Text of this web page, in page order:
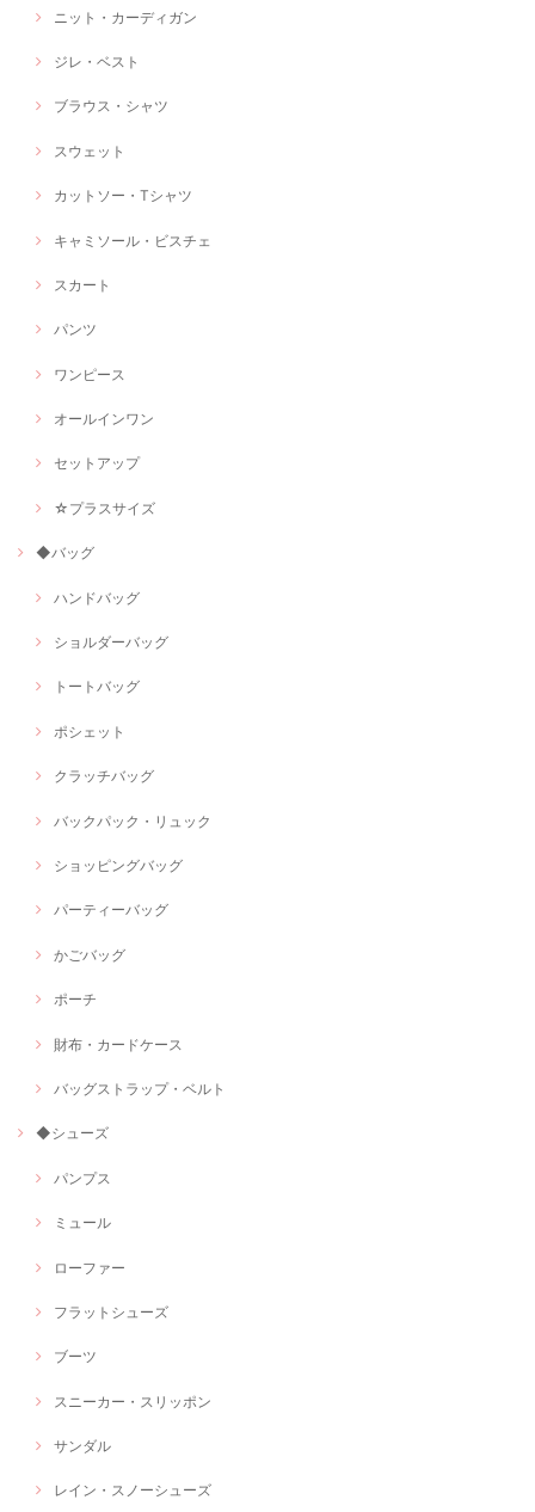
ニット・カーディガン
ジレ・ベスト
ブラウス・シャツ
スウェット
カットソー・Tシャツ
キャミソール・ビスチェ
スカート
パンツ
ワンピース
オールインワン
セットアップ
☆プラスサイズ
◆バッグ
ハンドバッグ
ショルダーバッグ
トートバッグ
ポシェット
クラッチバッグ
バックパック・リュック
ショッピングバッグ
パーティーバッグ
かごバッグ
ポーチ
財布・カードケース
バッグストラップ・ベルト
◆シューズ
パンプス
ミュール
ローファー
フラットシューズ
ブーツ
スニーカー・スリッポン
サンダル
レイン・スノーシューズ